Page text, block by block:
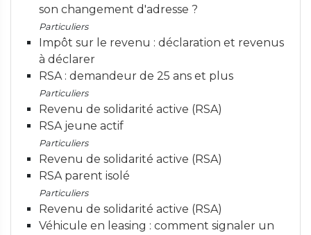
son changement d'adresse ?
Particuliers
Impôt sur le revenu : déclaration et revenus
à déclarer
RSA : demandeur de 25 ans et plus
Particuliers
Revenu de solidarité active (RSA)
RSA jeune actif
Particuliers
Revenu de solidarité active (RSA)
RSA parent isolé
Particuliers
Revenu de solidarité active (RSA)
Véhicule en leasing : comment signaler un